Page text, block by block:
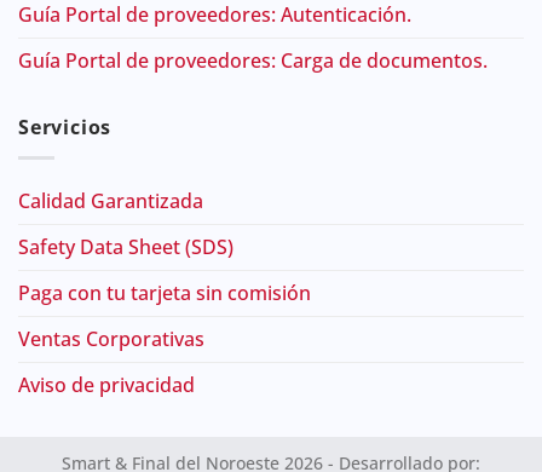
Guía Portal de proveedores: Autenticación.
Guía Portal de proveedores: Carga de documentos.
Servicios
Calidad Garantizada
Safety Data Sheet (SDS)
Paga con tu tarjeta sin comisión
Ventas Corporativas
Aviso de privacidad
Smart & Final del Noroeste 2026 - Desarrollado por: